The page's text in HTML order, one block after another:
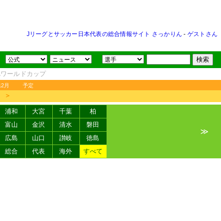
Jリーグとサッカー日本代表の総合情報サイト さっかりん - ゲストさん
ールドカップ
月 予定
＞
浦和 大宮 千葉
柏
富山 金沢 清水
磐田
広島 山口 讃岐
徳島
総合 代表 海外 すべて
≫